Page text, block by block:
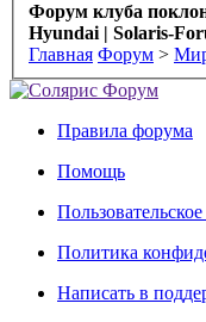
Форум клуба
Hyundai | Solaris-
Главная Форум >
Правила форума
Помощь
Политика
Написать в